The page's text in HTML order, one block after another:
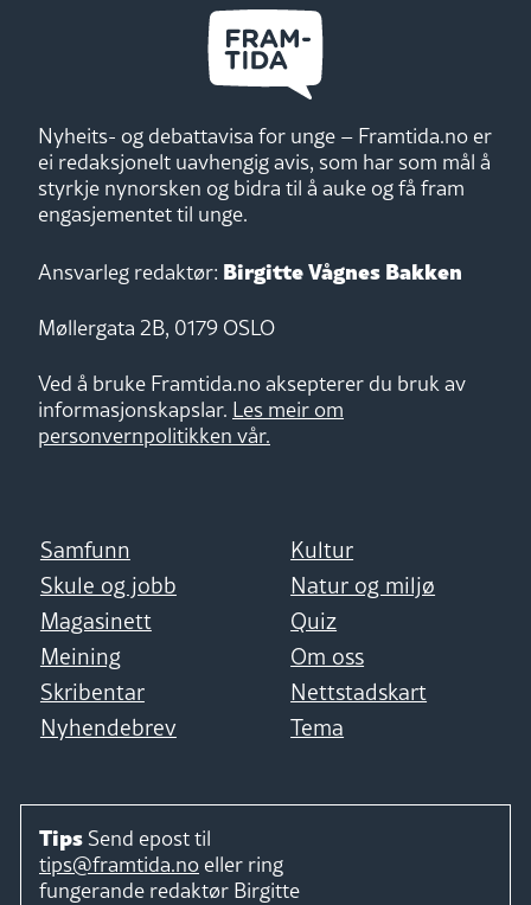
Nyheits- og debattavisa for unge – Framtida.no er
ei redaksjonelt uavhengig avis, som har som mål å
styrkje nynorsken og bidra til å auke og få fram
engasjementet til unge.
Ansvarleg redaktør: Birgitte Vågnes Bakken
Møllergata 2B, 0179 OSLO
Ved å bruke Framtida.no aksepterer du bruk av
informasjonskapslar. Les meir om
personvernpolitikken vår.
Samfunn
Kultur
Skule og jobb
Natur og miljø
Magasinett
Quiz
Meining
Om oss
Skribentar
Nettstadskart
Nyhendebrev
Tema
Tips Send epost til
tips@framtida.no eller ring
fungerande redaktør Birgitte